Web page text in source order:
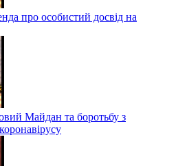
про особистий досвід на
Майдан та боротьбу з